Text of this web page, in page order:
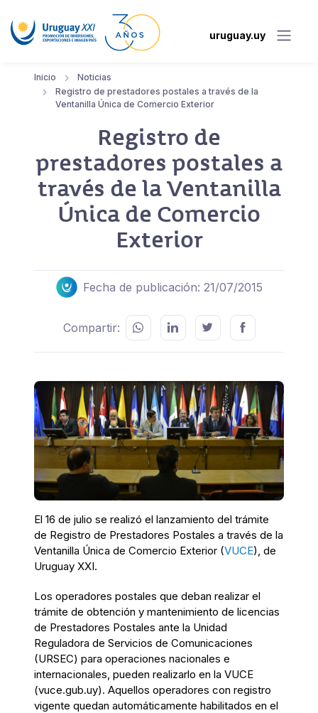
uruguay.uy
Inicio
Noticias
Registro de prestadores postales a través de la
Ventanilla Única de Comercio Exterior
Registro de
prestadores postales a
través de la Ventanilla
Única de Comercio
Exterior
Fecha de publicación: 21/07/2015
Compartir:
El 16 de julio se realizó el lanzamiento del trámite
de Registro de Prestadores Postales a través de la
Ventanilla Única de Comercio Exterior (VUCE), de
Uruguay XXI.
Los operadores postales que deban realizar el
trámite de obtención y mantenimiento de licencias
de Prestadores Postales ante la Unidad
Reguladora de Servicios de Comunicaciones
(URSEC) para operaciones nacionales e
internacionales, pueden realizarlo en la VUCE
(vuce.gub.uy). Aquellos operadores con registro
vigente quedan automáticamente habilitados en el